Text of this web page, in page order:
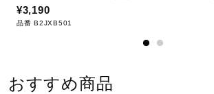
01：2023年秋冬
¥3,190
品番 B2JXB501
おすすめ商品